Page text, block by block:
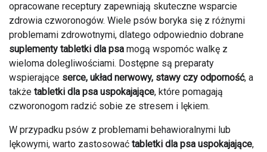
opracowane receptury zapewniają skuteczne wsparcie
zdrowia czworonogów. Wiele psów boryka się z różnymi
problemami zdrowotnymi, dlatego odpowiednio dobrane
suplementy tabletki dla psa mogą wspomóc walkę z
wieloma dolegliwościami. Dostępne są preparaty
wspierające serce, układ nerwowy, stawy czy odporność, a
także tabletki dla psa uspokajające, które pomagają
czworonogom radzić sobie ze stresem i lękiem.
W przypadku psów z problemami behawioralnymi lub
lękowymi, warto zastosować tabletki dla psa uspokajające,